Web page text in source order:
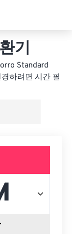
기
Standard
하려면 시간 필